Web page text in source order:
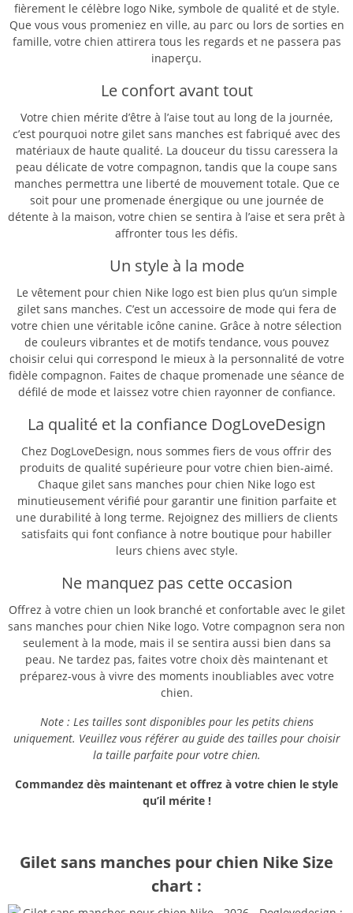
fièrement le célèbre logo Nike, symbole de qualité et de style.
Que vous vous promeniez en ville, au parc ou lors de sorties en
famille, votre chien attirera tous les regards et ne passera pas
inaperçu.
Le confort avant tout
Votre chien mérite d’être à l’aise tout au long de la journée,
c’est pourquoi notre gilet sans manches est fabriqué avec des
matériaux de haute qualité. La douceur du tissu caressera la
peau délicate de votre compagnon, tandis que la coupe sans
manches permettra une liberté de mouvement totale. Que ce
soit pour une promenade énergique ou une journée de
détente à la maison, votre chien se sentira à l’aise et sera prêt à
affronter tous les défis.
Un style à la mode
Le vêtement pour chien Nike logo est bien plus qu’un simple
gilet sans manches. C’est un accessoire de mode qui fera de
votre chien une véritable icône canine. Grâce à notre sélection
de couleurs vibrantes et de motifs tendance, vous pouvez
choisir celui qui correspond le mieux à la personnalité de votre
fidèle compagnon. Faites de chaque promenade une séance de
défilé de mode et laissez votre chien rayonner de confiance.
La qualité et la confiance DogLoveDesign
Chez DogLoveDesign, nous sommes fiers de vous offrir des
produits de qualité supérieure pour votre chien bien-aimé.
Chaque gilet sans manches pour chien Nike logo est
minutieusement vérifié pour garantir une finition parfaite et
une durabilité à long terme. Rejoignez des milliers de clients
satisfaits qui font confiance à notre boutique pour habiller
leurs chiens avec style.
Ne manquez pas cette occasion
Offrez à votre chien un look branché et confortable avec le gilet
sans manches pour chien Nike logo. Votre compagnon sera non
seulement à la mode, mais il se sentira aussi bien dans sa
peau. Ne tardez pas, faites votre choix dès maintenant et
préparez-vous à vivre des moments inoubliables avec votre
chien.
Note : Les tailles sont disponibles pour les petits chiens
uniquement. Veuillez vous référer au guide des tailles pour choisir
la taille parfaite pour votre chien.
Commandez dès maintenant et offrez à votre chien le style
qu’il mérite !
Gilet sans manches pour chien Nike Size
chart :